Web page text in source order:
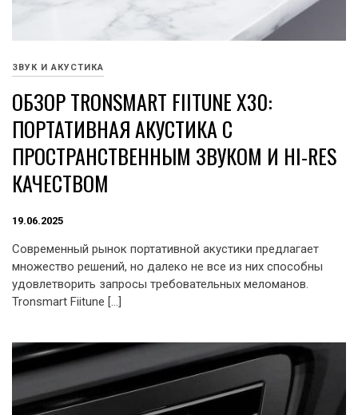
ЗВУК И АКУСТИКА
ОБЗОР TRONSMART FIITUNE X30:
ПОРТАТИВНАЯ АКУСТИКА С
ПРОСТРАНСТВЕННЫМ ЗВУКОМ И HI-RES
КАЧЕСТВОМ
19.06.2025
Современный рынок портативной акустики предлагает
множество решений, но далеко не все из них способны
удовлетворить запросы требовательных меломанов.
Tronsmart Fiitune […]